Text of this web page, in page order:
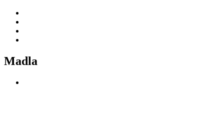
Madla